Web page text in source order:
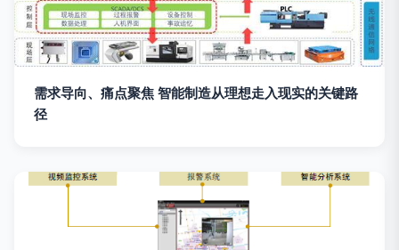
需求导向、痛点聚焦 智能制造从理想走入现实的关键路
径